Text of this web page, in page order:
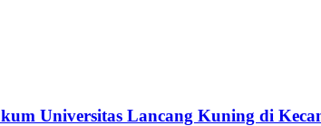
Universitas Lancang Kuning di